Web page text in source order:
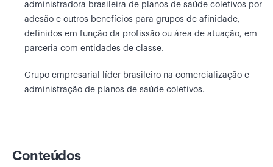
administradora brasileira de planos de saúde coletivos por
adesão e outros benefícios para grupos de afinidade,
definidos em função da profissão ou área de atuação, em
parceria com entidades de classe.
Grupo empresarial líder brasileiro na comercialização e
administração de planos de saúde coletivos.
Conteúdos